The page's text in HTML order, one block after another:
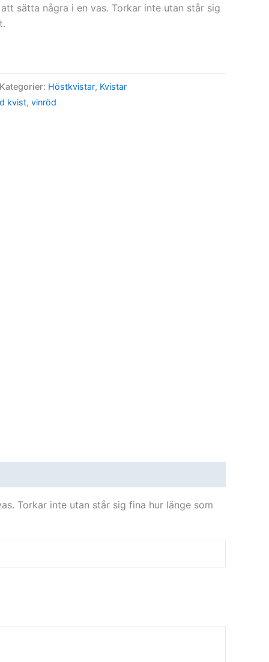
sätta några i en vas. Torkar inte utan står sig
Kategorier: Höstkvistar, Kvistar
kvist, vinröd
Torkar inte utan står sig fina hur länge som